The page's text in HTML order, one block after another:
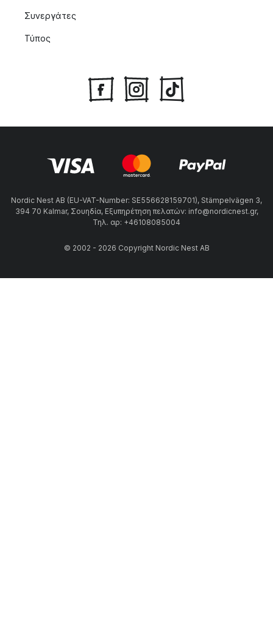
Συνεργάτες
Τύπος
Nordic Nest AB (EU-VAT-Number: SE556628159701), Stämpelvägen 3,
394 70 Kalmar, Σουηδία, Εξυπηρέτηση πελατών: info@nordicnest.gr,
Τηλ. αρ: +46108085004
© 2002 - 2026 Copyright Nordic Nest AB